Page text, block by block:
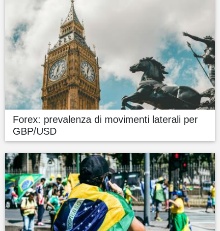
Forex: prevalenza di movimenti laterali per
GBP/USD